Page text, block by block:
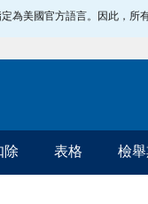
為美國官方語言。因此，所
除 表格 檢